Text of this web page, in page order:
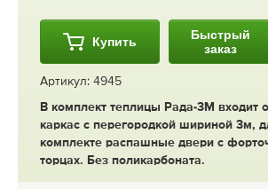
Купить
Быстрый
заказ
Артикул: 4945
В комплект теплицы Рада-3М входит
каркас с перегородкой шириной 3м,
комплекте распашные двери с
торцах. Без поликарбоната.